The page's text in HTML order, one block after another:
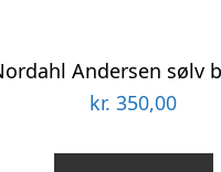
kr. 350,00